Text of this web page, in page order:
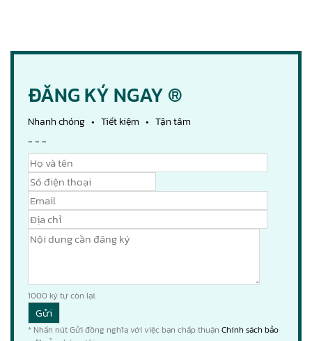
ĐĂNG KÝ NGAY ®
Nhanh chóng • Tiết kiệm • Tận tâm
- - -
1000 ký tự còn lại.
* Nhấn nút Gửi đồng nghĩa với việc bạn chấp thuận Chính sách bảo